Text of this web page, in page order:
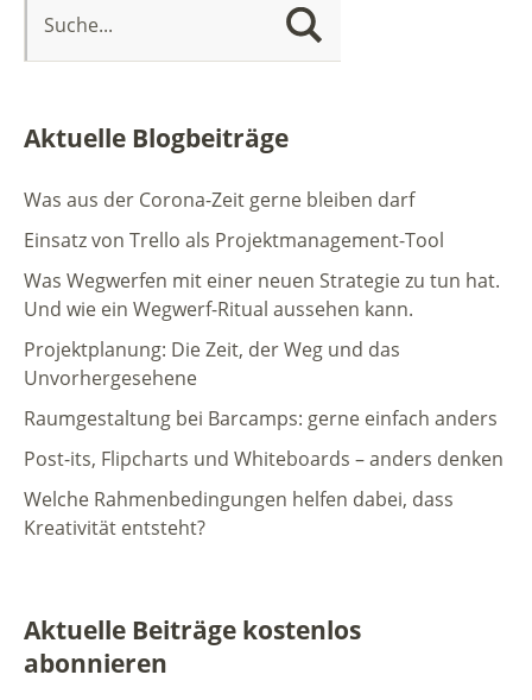
Aktuelle Blogbeiträge
Was aus der Corona-Zeit gerne bleiben darf
Einsatz von Trello als Projektmanagement-Tool
Was Wegwerfen mit einer neuen Strategie zu tun hat.
Und wie ein Wegwerf-Ritual aussehen kann.
Projektplanung: Die Zeit, der Weg und das
Unvorhergesehene
Raumgestaltung bei Barcamps: gerne einfach anders
Post-its, Flipcharts und Whiteboards – anders denken
Welche Rahmenbedingungen helfen dabei, dass
Kreativität entsteht?
Aktuelle Beiträge kostenlos
abonnieren